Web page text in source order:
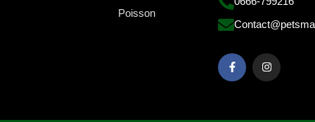
Poisson